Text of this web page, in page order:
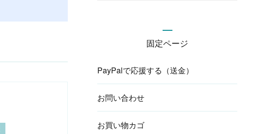
固定ページ
PayPalで応援する（送金）
お問い合わせ
お買い物カゴ